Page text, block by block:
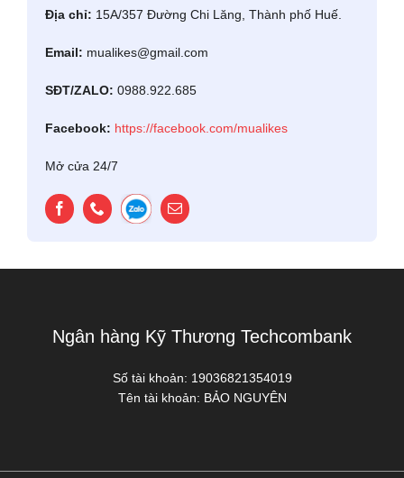
Địa chỉ: 15A/357 Đường Chi Lăng, Thành phố Huế.
Email: mualikes@gmail.com
SĐT/ZALO: 0988.922.685
Facebook: https://facebook.com/mualikes
Mở cửa 24/7
Ngân hàng Kỹ Thương Techcombank
Số tài khoản: 19036821354019
Tên tài khoản: BẢO NGUYÊN